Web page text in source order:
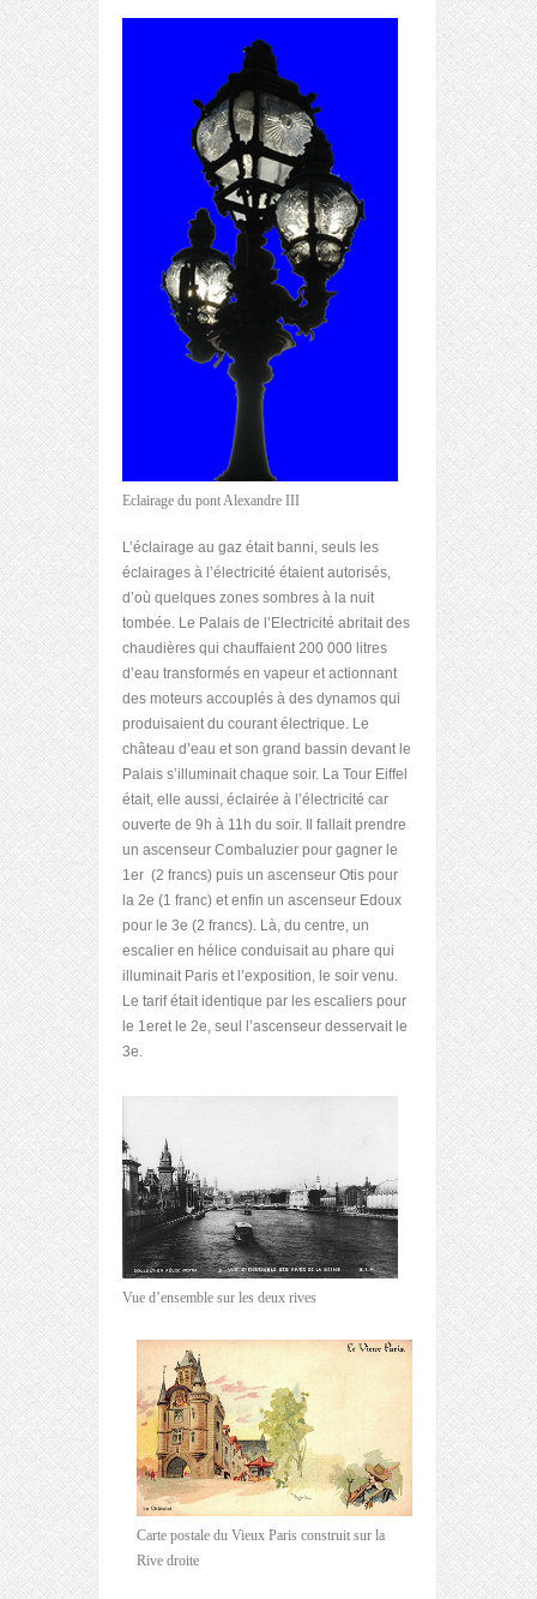
Eclairage du pont Alexandre III
L’éclairage au gaz était banni, seuls les
éclairages à l’électricité étaient autorisés,
d’où quelques zones sombres à la nuit
tombée. Le Palais de l’Electricité abritait des
chaudières qui chauffaient 200 000 litres
d’eau transformés en vapeur et actionnant
des moteurs accouplés à des dynamos qui
produisaient du courant électrique. Le
château d’eau et son grand bassin devant le
Palais s’illuminait chaque soir. La Tour Eiffel
était, elle aussi, éclairée à l’électricité car
ouverte de 9h à 11h du soir. Il fallait prendre
un ascenseur Combaluzier pour gagner le
1er (2 francs) puis un ascenseur Otis pour
la 2e (1 franc) et enfin un ascenseur Edoux
pour le 3e (2 francs). Là, du centre, un
escalier en hélice conduisait au phare qui
illuminait Paris et l’exposition, le soir venu.
Le tarif était identique par les escaliers pour
le 1eret le 2e, seul l’ascenseur desservait le
3e.
Vue d’ensemble sur les deux rives
Carte postale du Vieux Paris construit sur la
Rive droite